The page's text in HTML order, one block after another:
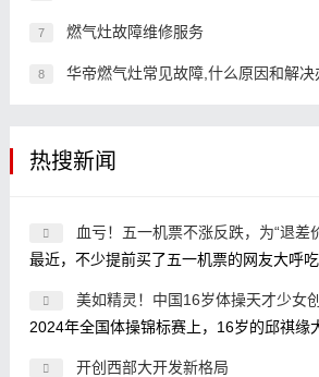
7 燃气灶故障维修服务
8 华帝燃气灶常见故障,什么原因和解决
热搜新闻
血亏！五一机票不涨反跌，为“退差
美如精灵！中国16岁体操天才少女创新高
开创西部大开发新格局